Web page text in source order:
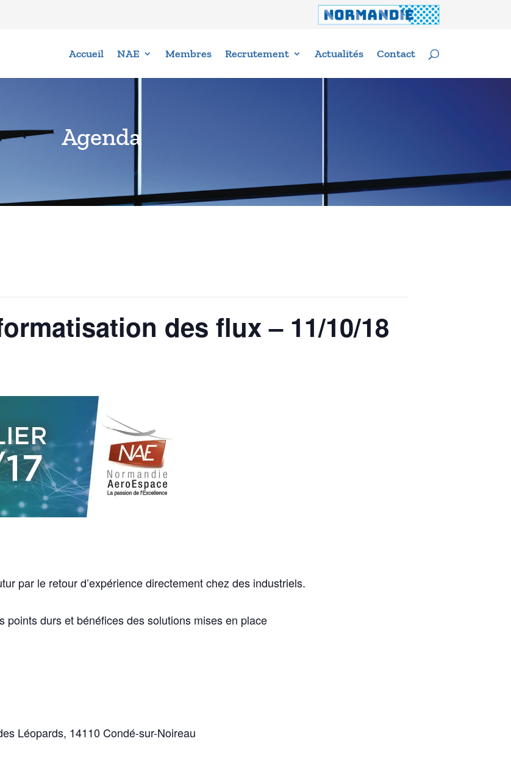
Accueil NAE Membres Recrutement Actualités Contact
Agenda
des flux – 11/10/18
par le retour d’expérience directement chez des industriels.
points durs et bénéfices des solutions mises en place
Léopards, 14110 Condé-sur-Noireau